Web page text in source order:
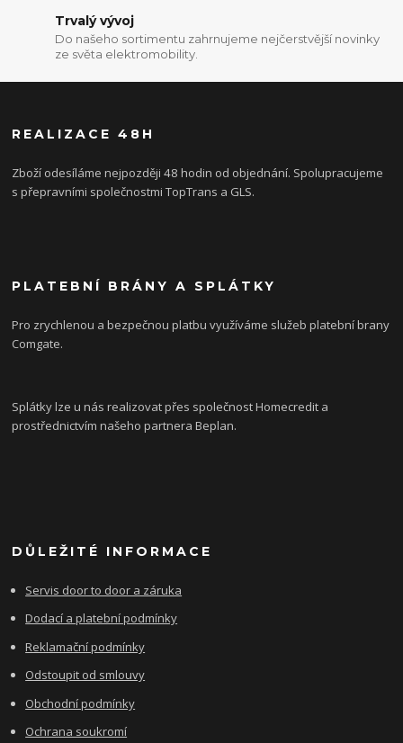
Trvalý vývoj
Do našeho sortimentu zahrnujeme nejčerstvější novinky
ze světa elektromobility.
REALIZACE 48H
Zboží odesíláme nejpozději 48 hodin od objednání. Spolupracujeme
s přepravními společnostmi TopTrans a GLS.
PLATEBNÍ BRÁNY A SPLÁTKY
Pro zrychlenou a bezpečnou platbu využíváme služeb platební brany
Comgate.
Splátky lze u nás realizovat přes společnost Homecredit a
prostřednictvím našeho partnera Beplan.
DŮLEŽITÉ INFORMACE
Servis door to door a záruka
Dodací a platební podmínky
Reklamační podmínky
Odstoupit od smlouvy
Obchodní podmínky
Ochrana soukromí